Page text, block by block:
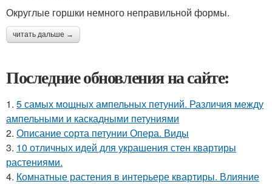
Округлые горшки немного неправильной формы.
читать дальше →
Последние обновления на сайте:
1. 5 самых мощных ампельных петуний. Различия между
ампельными и каскадными петуниями
2. Описание сорта петунии Опера. Виды
3. 10 отличных идей для украшения стен квартиры
растениями.
4. Комнатные растения в интерьере квартиры. Влияние